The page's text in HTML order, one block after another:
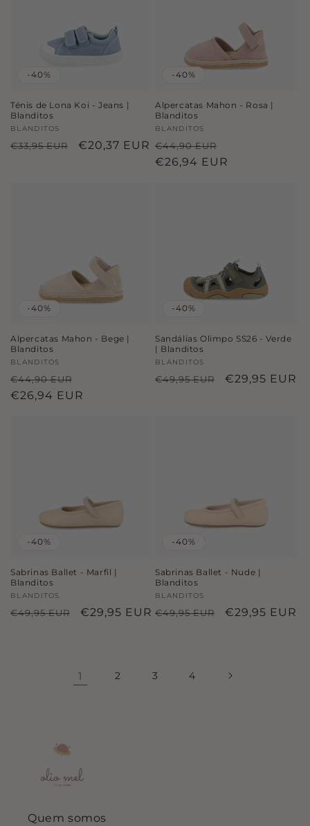
-40%
Ténis de Lona Koi - Jeans |
Blanditos
Fornecedor:
BLANDITOS
Preço
€33,95 EUR
Preço
€20,37 EUR
-40%
Alpercatas Mahon - Rosa |
Blanditos
Fornecedor:
BLANDITOS
Preço
normal
€44,90 EUR
de
€26,94 EUR
-40%
Alpercatas Mahon - Bege |
Blanditos
Fornecedor:
BLANDITOS
Preço
normal
€44,90 EUR
de
€26,94 EUR
-40%
Sandálias Olimpo SS26 - Verde
| Blanditos
Fornecedor:
BLANDITOS
Preço
€49,95 EUR
Preço
€29,95 EUR
-40%
Sabrinas Ballet - Marfil |
Blanditos
Fornecedor:
BLANDITOS
Preço
€49,95 EUR
Preço
€29,95 EUR
-40%
Sabrinas Ballet - Nude |
Blanditos
Fornecedor:
BLANDITOS
Preço
€49,95 EUR
Preço
€29,95 EUR
1 2 3 4
Quem somos